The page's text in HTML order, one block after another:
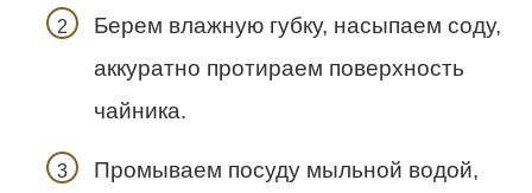
Берем влажную губку, насыпаем соду,
аккуратно протираем поверхность
чайника.
Промываем посуду мыльной водой,